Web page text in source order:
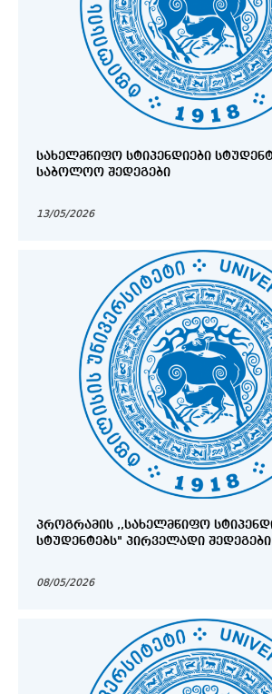
ᲡᲐᲮᲔᲚᲛᲬᲘᲤᲝ ᲡᲢᲘᲞᲔᲜᲓᲘᲔᲑᲘ ᲡᲢᲣᲓᲔᲜᲢᲔᲑᲡ -
ᲡᲐᲑᲝᲚᲝᲝ ᲨᲔᲓᲔᲒᲔᲑᲘ
13/05/2026
ᲞᲠᲝᲒᲠᲐᲛᲘᲡ ,,ᲡᲐᲮᲔᲚᲛᲬᲘᲤᲝ ᲡᲢᲘᲞᲔᲜᲓᲘᲔᲑᲘ
ᲡᲢᲣᲓᲔᲜᲢᲔᲑᲡ" ᲞᲘᲠᲕᲔᲚᲐᲓᲘ ᲨᲔᲓᲔᲒᲔᲑᲘ
08/05/2026